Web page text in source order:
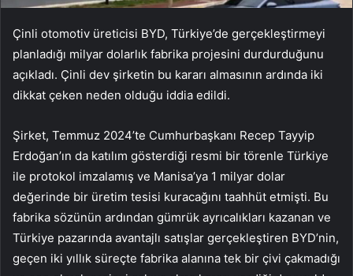
Çinli otomotiv üreticisi BYD, Türkiye’de gerçekleştirmeyi
planladığı milyar dolarlık fabrika projesini durdurduğunu
açıkladı. Çinli dev şirketin bu kararı almasının ardında iki
dikkat çeken neden olduğu iddia edildi.
Şirket, Temmuz 2024’te Cumhurbaşkanı Recep Tayyip
Erdoğan’ın da katılım gösterdiği resmi bir törenle Türkiye
ile protokol imzalamış ve Manisa’ya 1 milyar dolar
değerinde bir üretim tesisi kuracağını taahhüt etmişti. Bu
fabrika sözünün ardından gümrük ayrıcalıkları kazanan ve
Türkiye pazarında avantajlı satışlar gerçekleştiren BYD’nin,
geçen iki yıllık süreçte fabrika alanına tek bir çivi çakmadığı